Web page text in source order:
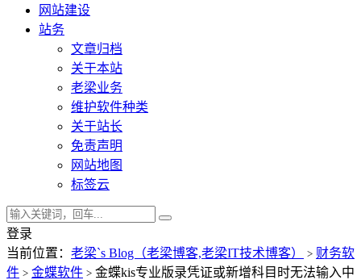
网站建设
站务
文章归档
关于本站
老梁业务
维护软件种类
关于站长
免责声明
网站地图
标签云
登录
当前位置： 老梁`s Blog（老梁博客,老梁IT技术博客） > 财务软
件 > 金蝶软件 > 金蝶kis专业版录凭证或新增科目时无法输入中